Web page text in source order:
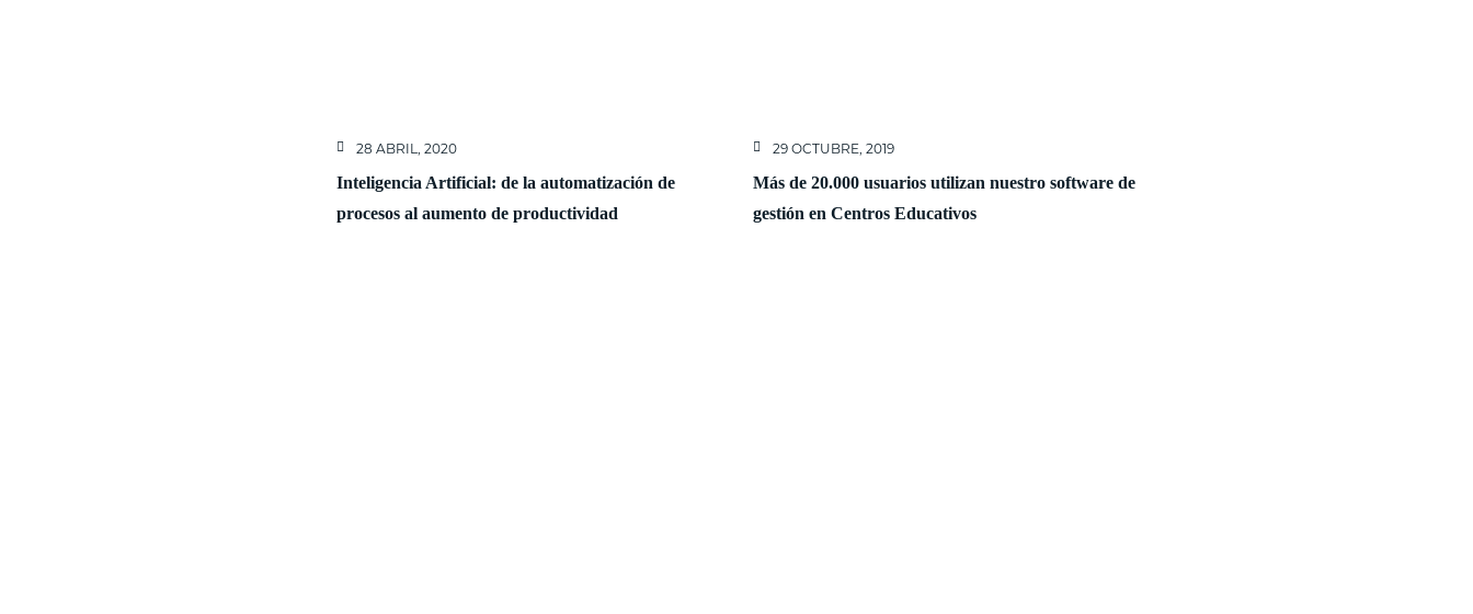
28 ABRIL, 2020
Inteligencia Artificial: de la automatización de
procesos al aumento de productividad
29 OCTUBRE, 2019
Más de 20.000 usuarios utilizan nuestro software de
gestión en Centros Educativos